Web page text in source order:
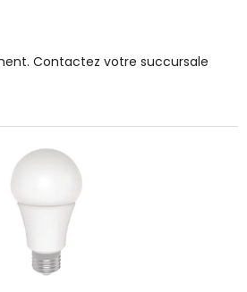
Contactez votre succursale